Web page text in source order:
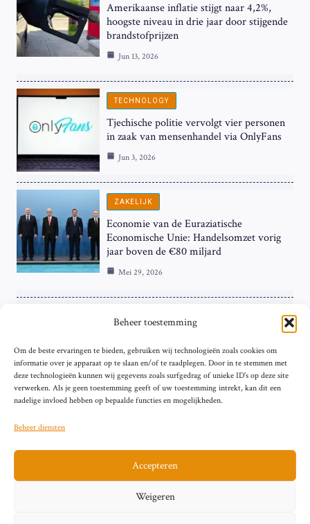
Beheer toestemming
Om de beste ervaringen te bieden, gebruiken wij technologieën zoals cookies om
informatie over je apparaat op te slaan en/of te raadplegen. Door in te stemmen met
deze technologieën kunnen wij gegevens zoals surfgedrag of unieke ID's op deze site
verwerken. Als je geen toestemming geeft of uw toestemming intrekt, kan dit een
nadelige invloed hebben op bepaalde functies en mogelijkheden.
Beheer diensten
Accepteren
Weigeren
Amerikaanse inflatie stijgt naar 4,2%,
hoogste niveau in drie jaar door stijgende
brandstofprijzen
Jun 13, 2026
TECHNOLOGY
Tjechische politie vervolgt vier personen
in zaak van mensenhandel via OnlyFans
Jun 3, 2026
ZAKELIJK
Economie van de Euraziatische
Economische Unie: Handelsomzet vorig
jaar boven de €80 miljard
Mei 29, 2026
ZAKELIJK
Hardnekkige Inflatie bij de ‘Grote Vier’
van de Eurozone
Mei 29, 2026
Sitemap Contact Privacybeleid (EU)
Impressum
Cookiebeleid (EU)